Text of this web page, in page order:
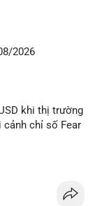
2026
khi thị trường
chỉ số Fear
diễn ra dày
triệu USD) lúc